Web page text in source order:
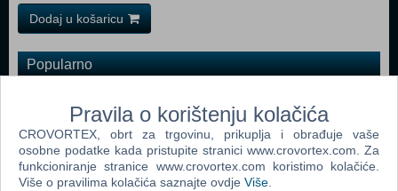
Dodaj u košaricu
Popularno
Resident Evil Village (N) (PS 5)
The Nioh Collection (N) (PS 5)
Metro Exodus - Complete Edition (N) (PS 5)
Pravila o korištenju kolačića
CROVORTEX, obrt za trgovinu, prikuplja i obrađuje vaše
osobne podatke kada pristupite stranici www.crovortex.com. Za
funkcioniranje stranice www.crovortex.com koristimo kolačiće.
Više o pravilima kolačića saznajte ovdje Više